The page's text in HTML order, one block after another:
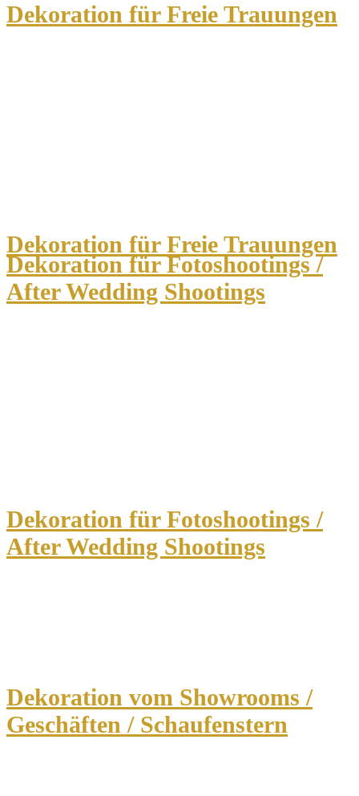
Dekoration für Freie Trauungen
Dekoration für Freie Trauungen
Dekoration für Fotoshootings /
After Wedding Shootings
Dekoration für Fotoshootings /
After Wedding Shootings
Dekoration vom Showrooms /
Geschäften / Schaufenstern